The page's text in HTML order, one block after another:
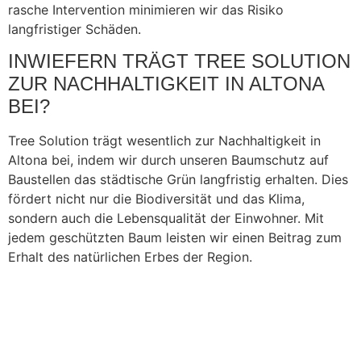
rasche Intervention minimieren wir das Risiko
langfristiger Schäden.
INWIEFERN TRÄGT TREE SOLUTION
ZUR NACHHALTIGKEIT IN ALTONA
BEI?
Tree Solution trägt wesentlich zur Nachhaltigkeit in
Altona bei, indem wir durch unseren Baumschutz auf
Baustellen das städtische Grün langfristig erhalten. Dies
fördert nicht nur die Biodiversität und das Klima,
sondern auch die Lebensqualität der Einwohner. Mit
jedem geschützten Baum leisten wir einen Beitrag zum
Erhalt des natürlichen Erbes der Region.